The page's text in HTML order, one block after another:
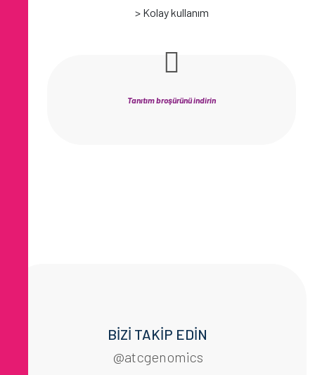
> Kolay kullanım
Tanıtım broşürünü indirin
BİZİ TAKİP EDİN
@atcgenomics